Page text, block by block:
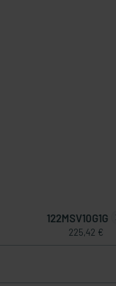
122MSV10G1G
225,42 €